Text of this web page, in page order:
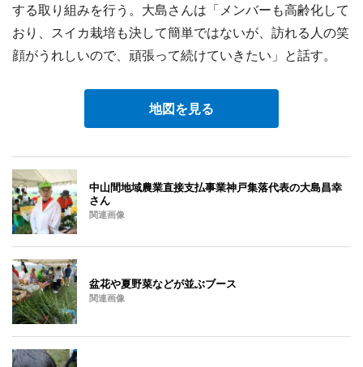
する取り組みを行う。大島さんは「メンバーも高齢化して
おり、スイカ栽培も決して簡単ではないが、訪れる人の笑
顔がうれしいので、頑張って続けていきたい」と話す。
地図を見る
中山間地域農業直接支払事業神戸集落代表の大島昌幸
さん
関連画像
盆花や夏野菜などが並ぶブース
関連画像